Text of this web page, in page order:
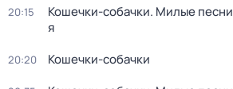
20:15 Кошечки-собачки. Милые песни
я
20:20 Кошечки-собачки